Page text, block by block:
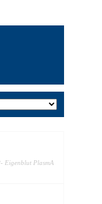
Eigenblut PlasmA